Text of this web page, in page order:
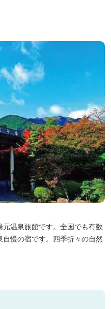
温泉旅館です。全国でも有数
慢の宿です。四季折々の自然